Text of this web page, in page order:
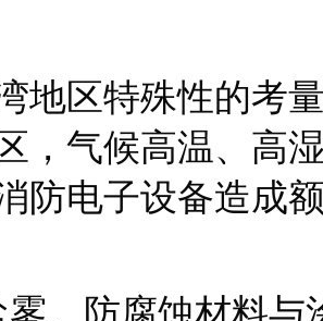
地区特殊性的考
，气候高温、高
防电子设备造成
、防腐蚀材料